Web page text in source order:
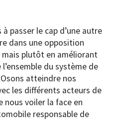
à passer le cap d’une autre
dans une opposition
plutôt en améliorant
du système de
atteindre nos
les différents acteurs de
nous voiler la face en
responsable de